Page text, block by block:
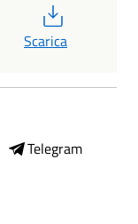
Scarica
Telegram